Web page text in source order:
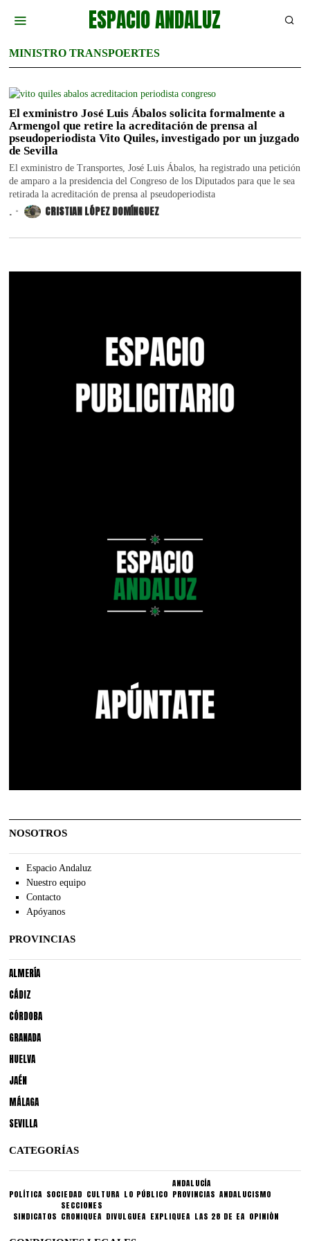
ESPACIO ANDALUZ
MINISTRO TRANSPOERTES
El exministro José Luis Ábalos solicita formalmente a
Armengol que retire la acreditación de prensa al
pseudoperiodista Vito Quiles, investigado por un juzgado
de Sevilla
El exministro de Transportes, José Luis Ábalos, ha registrado una petición
de amparo a la presidencia del Congreso de los Diputados para que le sea
retirada la acreditación de prensa al pseudoperiodista
. CRISTIAN LÓPEZ DOMÍNGUEZ
NOSOTROS
Espacio Andaluz
Nuestro equipo
Contacto
Apóyanos
PROVINCIAS
ALMERÍA
CÁDIZ
CÓRDOBA
GRANADA
HUELVA
JAÉN
MÁLAGA
SEVILLA
CATEGORÍAS
POLÍTICA SOCIEDAD CULTURA LO PÚBLICO
ANDALUCÍA
PROVINCIAS ANDALUCISMO
SINDICATOS
SECCIONES
CRONIQUEA DIVULGUEA EXPLIQUEA LAS 28 DE EA OPINIÓN